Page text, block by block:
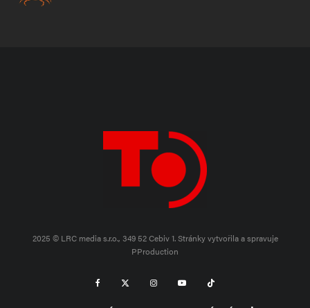
2025 © LRC media s.r.o., 349 52 Cebiv 1.Stránky vytvořila a spravuje
PProduction